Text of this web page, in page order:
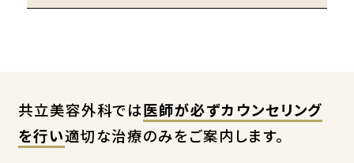
共立美容外科では医師が必ずカウンセリング
を行い適切な治療のみをご案内します。